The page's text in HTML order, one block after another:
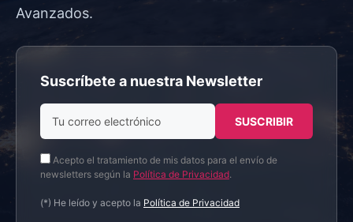
Avanzados.
Suscríbete a nuestra Newsletter
Acepto el tratamiento de mis datos para el envío de
newsletters según la Política de Privacidad.
(*) He leído y acepto la Política de Privacidad